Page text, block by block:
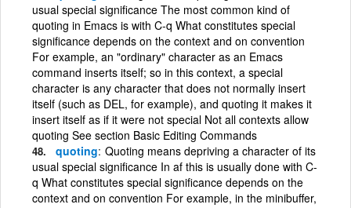
usual special significance The most common kind of
quoting in Emacs is with C-q What constitutes special
significance depends on the context and on convention
For example, an "ordinary" character as an Emacs
command inserts itself; so in this context, a special
character is any character that does not normally insert
itself (such as DEL, for example), and quoting it makes it
insert itself as if it were not special Not all contexts allow
quoting See section Basic Editing Commands
quoting Quoting means depriving a character of its
usual special significance In af this is usually done with C-
q What constitutes special significance depends on the
context and on convention For example, in the minibuffer,